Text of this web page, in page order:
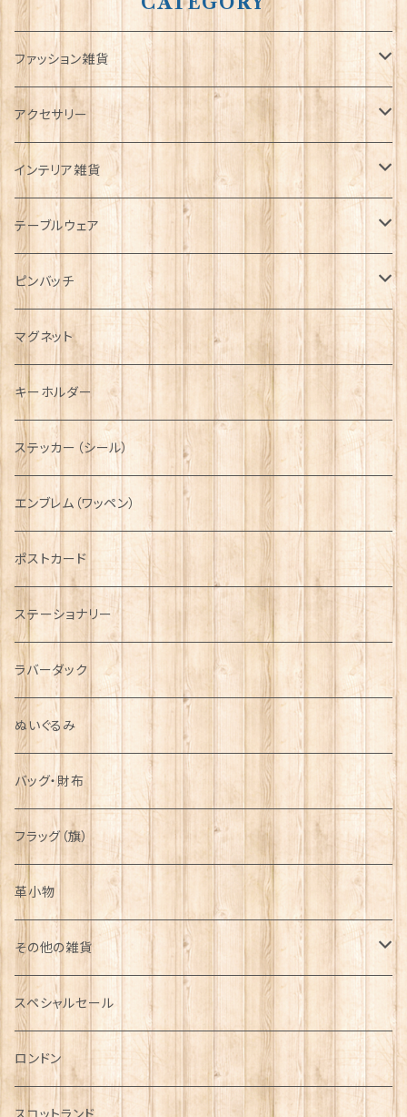
ファッション雑貨
タータンネクタイ
帽子
キャップ
ハンチング帽
ニット帽
Tシャツ
マフラー
タータン【Bronte by Moon】
タータン【Glencroft】
ボタンラップマフラー【Aran Traditions】
サッシュ
スカーフ
ファッションマスク
アクセサリー
ORTAK
ブローチ
ペンダント
チャーム
その他のアクセサリー
インテリア雑貨
インテリア置物
ラブスプーン
ラブスプーン【SION LLEWELLYN】
ラブスプーン【PAUL CURTIS】
ファブリック
テーブルウェア
ティータオル
ペーパーナプキン
ティーコジー
その他テーブルウェア
ピンバッチ
ジェネラルデザイン
乗り物
動物＆植物
国旗＆紋章
音楽＆楽器
運動＆人物
シンボル
ミリタリー
NAVY
AIRFORCE
ピューター
マグネット
キーホルダー
ステッカー（シール）
エンブレム（ワッペン）
ポストカード
ステーショナリー
ラバーダック
ぬいぐるみ
バッグ・財布
フラッグ（旗）
革小物
その他の雑貨
ミニカー
チャーム
犬グッズ
スペシャルセール
ロンドン